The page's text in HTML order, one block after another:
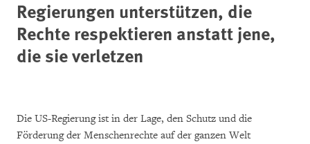
Regierungen unterstützen, die
Rechte respektieren anstatt jene,
die sie verletzen
Die US-Regierung ist in der Lage, den Schutz und die
Förderung der Menschenrechte auf der ganzen Welt